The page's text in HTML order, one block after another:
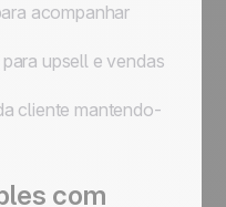
acompanhar
upsell e vendas
cliente mantendo-
com